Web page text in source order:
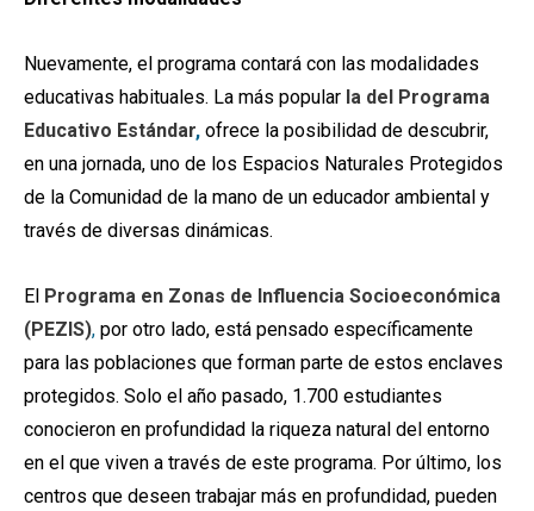
Nuevamente, el programa contará con las modalidades
educativas habituales. La más popular la del Programa
Educativo Estándar, ofrece la posibilidad de descubrir,
en una jornada, uno de los Espacios Naturales Protegidos
de la Comunidad de la mano de un educador ambiental y
través de diversas dinámicas.
El Programa en Zonas de Influencia Socioeconómica
(PEZIS), por otro lado, está pensado específicamente
para las poblaciones que forman parte de estos enclaves
protegidos. Solo el año pasado, 1.700 estudiantes
conocieron en profundidad la riqueza natural del entorno
en el que viven a través de este programa. Por último, los
centros que deseen trabajar más en profundidad, pueden